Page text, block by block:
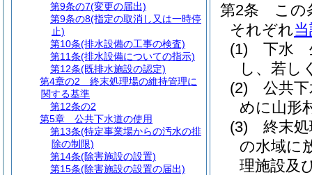
第2条
この
それぞれ
(1)
下水
し、若し
(2)
公共
めに山形
(3)
終末
の水域に
理施設及
第9条の7(変更の届出)
第9条の8(指定の取消し又は一時停
止)
第10条(排水設備の工事の検査)
第11条(排水設備についての指示)
第12条(既排水施設の認定)
第4章の2
終末処理場の維持管理に
関する基準
第12条の2
第5章
公共下水道の使用
第13条(特定事業場からの汚水の排
除の制限)
第14条(除害施設の設置)
第15条(除害施設の設置の届出)